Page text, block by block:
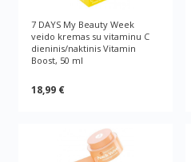
7 DAYS My Beauty Week
veido kremas su vitaminu C
dieninis/naktinis Vitamin
Boost, 50 ml
18,99 €